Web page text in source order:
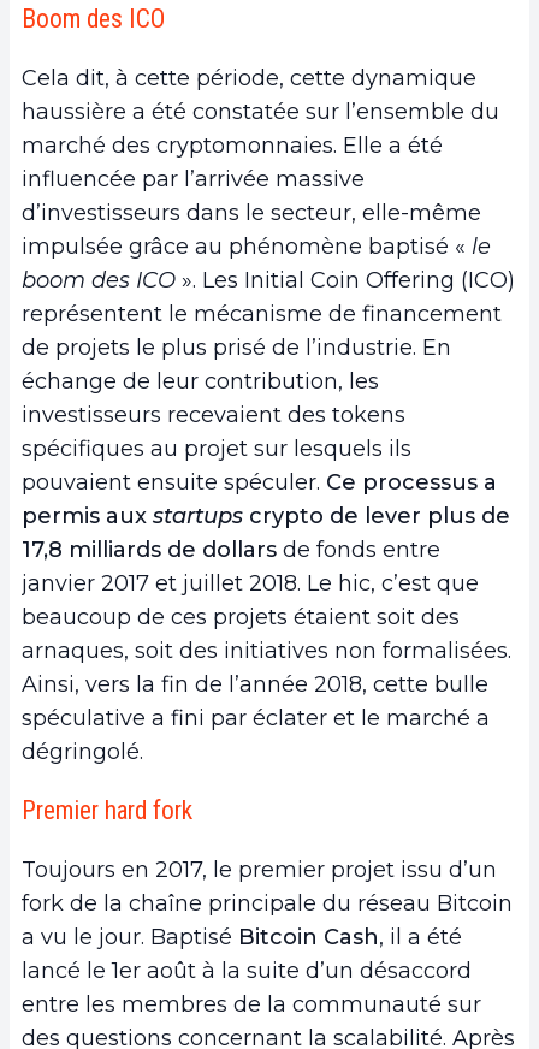
Boom des ICO
Cela dit, à cette période, cette dynamique
haussière a été constatée sur l’ensemble du
marché des cryptomonnaies. Elle a été
influencée par l’arrivée massive
d’investisseurs dans le secteur, elle-même
impulsée grâce au phénomène baptisé « le
boom des ICO ». Les Initial Coin Offering (ICO)
représentent le mécanisme de financement
de projets le plus prisé de l’industrie. En
échange de leur contribution, les
investisseurs recevaient des tokens
spécifiques au projet sur lesquels ils
pouvaient ensuite spéculer. Ce processus a
permis aux startups crypto de lever plus de
17,8 milliards de dollars de fonds entre
janvier 2017 et juillet 2018. Le hic, c’est que
beaucoup de ces projets étaient soit des
arnaques, soit des initiatives non formalisées.
Ainsi, vers la fin de l’année 2018, cette bulle
spéculative a fini par éclater et le marché a
dégringolé.
Premier hard fork
Toujours en 2017, le premier projet issu d’un
fork de la chaîne principale du réseau Bitcoin
a vu le jour. Baptisé Bitcoin Cash, il a été
lancé le 1er août à la suite d’un désaccord
entre les membres de la communauté sur
des questions concernant la scalabilité. Après